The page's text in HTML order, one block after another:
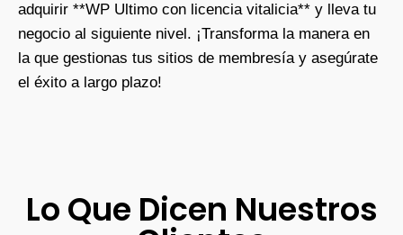
adquirir **WP Ultimo con licencia vitalicia** y lleva tu
negocio al siguiente nivel. ¡Transforma la manera en
la que gestionas tus sitios de membresía y asegúrate
el éxito a largo plazo!
Lo Que Dicen Nuestros